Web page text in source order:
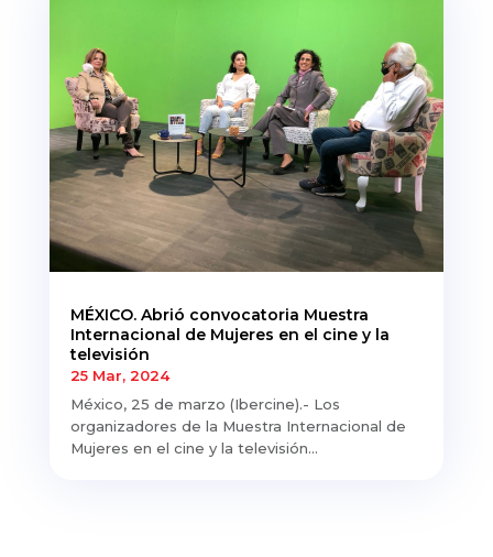
MÉXICO. Abrió convocatoria Muestra
Internacional de Mujeres en el cine y la
televisión
25 Mar, 2024
México, 25 de marzo (Ibercine).- Los
organizadores de la Muestra Internacional de
Mujeres en el cine y la televisión...